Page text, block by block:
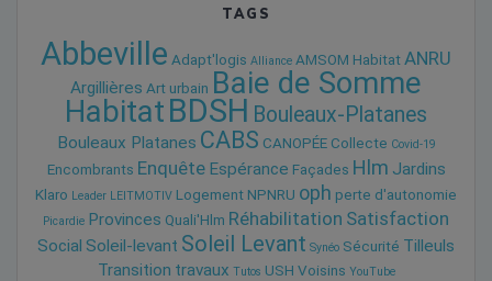
TAGS
Abbeville Adapt'logis Alliance AMSOM Habitat ANRU
Argillières Art urbain Baie de Somme
HabitatBDSH Bouleaux-Platanes
Bouleaux Platanes CABS CANOPÉE Collecte Covid-19
Encombrants Enquête Espérance Façades Hlm Jardins
Klaro Leader LEITMOTIV Logement NPNRU oph perte d'autonomie
Picardie Provinces Quali'Hlm Réhabilitation Satisfaction
Social Soleil-levant Soleil Levant Synéo Sécurité Tilleuls
Transition travaux Tutos USH Voisins YouTube